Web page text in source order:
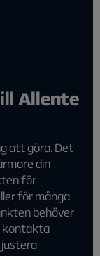
Allente
att göra. Det
din
för
för många
behöver
kontakta